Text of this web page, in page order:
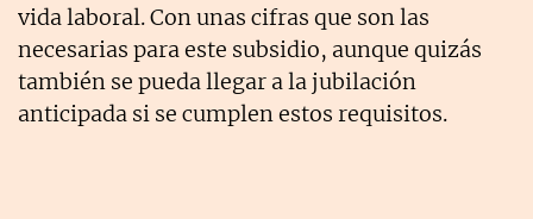
vida laboral. Con unas cifras que son las
necesarias para este subsidio, aunque quizás
también se pueda llegar a la jubilación
anticipada si se cumplen estos requisitos.